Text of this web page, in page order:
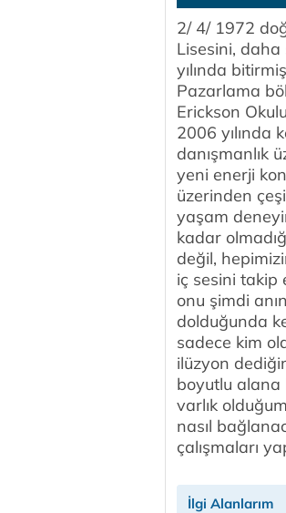
2/ 4/ 1972
Lisesini,
yılında
Pazarlama
Erickson
2006 yılında
danışmanlık
yeni enerji
üzerinden
yaşam
kadar
değil,
iç sesini takip
onu şimdi
dolduğunda
sadece kim
ilüzyon
boyutlu
varlık
nasıl
çalışmaları
İlgi Alanlarım